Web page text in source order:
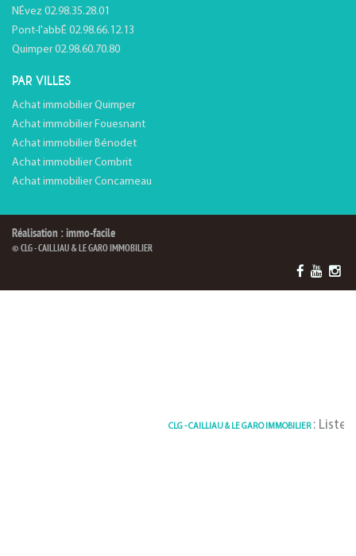
NÉvez 02.98.35.28.01
Pont-l'abbÉ 02.98.66.12.13
Quimper 02.98.60.70.80
PAR VILLES
Achat immobilier Quimper
Achat immobilier Fouesnant
Achat immobilier Bénodet
Achat immobilier Combrit
Achat immobilier Concarneau
Réalisation : immo-facile
© CLG - CAILLIAU & LE GARO IMMOBILIER
CLG - CAILLIAU & LE GARO IMMOBILIER: Liste des